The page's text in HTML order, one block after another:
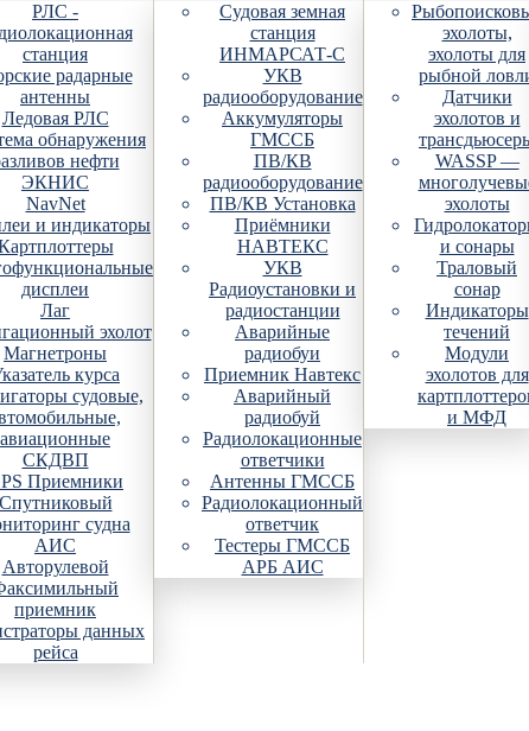
РЛС -
станция
радарные
антенны
Ледовая РЛС
обнаружения
нефти
ЭКНИС
NavNet
и индикаторы
дисплеи
Лаг
эхолот
Магнетроны
курса
судовые,
авиационные
СКДВП
Приемники
Спутниковый
судна
АИС
Авторулевой
приемник
данных
рейса
Судовая земная
станция
ИНМАРСАТ-С
УКВ
радиооборудование
Аккумуляторы
ГМССБ
ПВ/КВ
радиооборудование
ПВ/КВ Установка
Приёмники
НАВТЕКС
УКВ
Радиоустановки и
радиостанции
Аварийные
радиобуи
Приемник Навтекс
Аварийный
радиобуй
Радиолокационные
ответчики
Антенны ГМССБ
Радиолокационный
ответчик
Тестеры ГМССБ
АРБ АИС
эхолоты,
эхолоты для
рыбной
Датчики
эхолотов и
WASSP —
эхолоты
и сонары
Траловый
сонар
Индикаторы
течений
Модули
эхолотов для
и МФД